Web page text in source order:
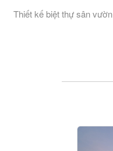
Thiết kế biệt thự sân vườn